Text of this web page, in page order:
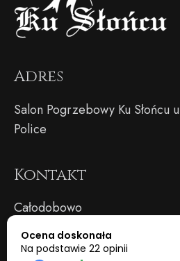
Adres
Salon Pogrzebowy Ku Słońcu
Police
Kontakt
Całodobowo
tel.:
91 312 12 22
Ocena doskonała
Na podstawie 22 opinii